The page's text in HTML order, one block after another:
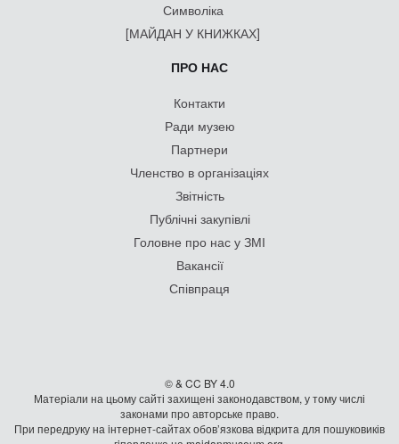
Символіка
[МАЙДАН У КНИЖКАХ]
ПРО НАС
Контакти
Ради музею
Партнери
Членство в організаціях
Звітність
Публічні закупівлі
Головне про нас у ЗМІ
Вакансії
Співпраця
© & CC BY 4.0
Матеріали на цьому сайті захищені законодавством, у тому числі
законами про авторське право.
При передруку на iнтернет-сайтах обов’язкова відкрита для пошуковиків